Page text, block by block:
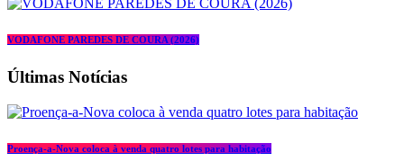
VODAFONE PAREDES DE COURA (2026)
Últimas Notícias
Proença-a-Nova coloca à venda quatro lotes para habitação